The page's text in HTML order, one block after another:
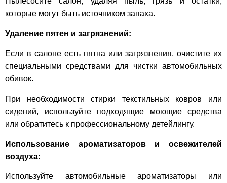
которые могут быть источником запаха.
Удаление пятен и загрязнений:
Если в салоне есть пятна или загрязнения, очистите их
специальными средствами для чистки автомобильных
обивок.
При необходимости стирки текстильных ковров или
сидений, используйте подходящие моющие средства
или обратитесь к профессиональному детейлингу.
Использование ароматизаторов и освежителей
воздуха:
Используйте автомобильные ароматизаторы или